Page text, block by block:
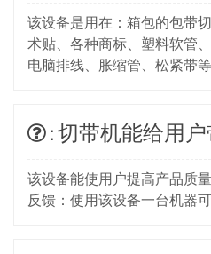
该设备是用在：箱包的包带
术贴、各种商标、塑料软管
电脑排线、胀缩管、松紧带等
: 切带机能给用
该设备能使用户提高产品质
反馈：使用该设备一台机器